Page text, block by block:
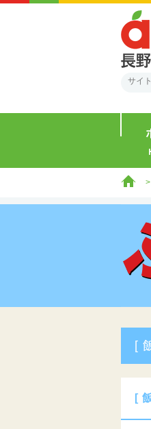
ホ
[
[